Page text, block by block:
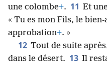
une colombe+. 11 Et
« Tu es mon Fils, le
approbation+. »
12 Tout de suite
dans le désert. 13 Il